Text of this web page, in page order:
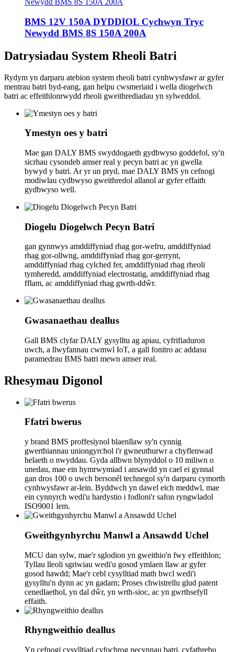
BMS 12V 150A DYDDIOL Cychwyn Tryc
Newydd BMS 8S 150A 200A
Datrysiadau System Rheoli Batri
Rydym yn darparu atebion system rheoli batri cynhwysfawr ar gyfer
mentrau batri byd-eang, gan helpu cwsmeriaid i wella diogelwch
batri ac effeithlonrwydd rheoli gweithrediadau yn sylweddol.
Ymestyn oes y batri
Mae gan DALY BMS swyddogaeth gydbwyso goddefol, sy'n
sicrhau cysondeb amser real y pecyn batri ac yn gwella
bywyd y batri. Ar yr un pryd, mae DALY BMS yn cefnogi
modiwlau cydbwyso gweithredol allanol ar gyfer effaith
gydbwyso well.
Diogelu Diogelwch Pecyn Batri
gan gynnwys amddiffyniad rhag gor-wefru, amddiffyniad
rhag gor-ollwng, amddiffyniad rhag gor-gerrynt,
amddiffyniad rhag cylched fer, amddiffyniad rhag rheoli
tymheredd, amddiffyniad electrostatig, amddiffyniad rhag
fflam, ac amddiffyniad rhag gwrth-ddŵr.
Gwasanaethau deallus
Gall BMS clyfar DALY gysylltu ag apiau, cyfrifiaduron
uwch, a llwyfannau cwmwl IoT, a gall fonitro ac addasu
paramedrau BMS batri mewn amser real.
Rhesymau Digonol
Ffatri bwerus
y brand BMS proffesiynol blaenllaw sy'n cynnig
gwerthiannau uniongyrchol i'r gwneuthurwr a chyflenwad
helaeth o nwyddau. Gyda allbwn blynyddol o 10 miliwn o
unedau, mae ein hymrwymiad i ansawdd yn cael ei gynnal
gan dros 100 o uwch bersonél technegol sy'n darparu cymorth
cynhwysfawr ar-lein. Byddwch yn dawel eich meddwl, mae
ein cynnyrch wedi'u hardystio i fodloni'r safon ryngwladol
ISO9001 lem.
Gweithgynhyrchu Manwl a Ansawdd Uchel
MCU dan sylw, mae'r sglodion yn gweithio'n fwy effeithlon;
Tyllau lleoli sgriwiau wedi'u gosod ymlaen llaw ar gyfer
gosod hawdd; Mae'r cebl cysylltiad math bwcl wedi'i
gysylltu'n dynn ac yn gadarn; Proses chwistrellu glud patent
cenedlaethol, yn dal dŵr, yn wrth-sioc, ac yn gwrthsefyll
effaith.
Rhyngweithio deallus
Yn cefnogi cysylltiad cyfochrog pecynnau batri, cyfathrebu